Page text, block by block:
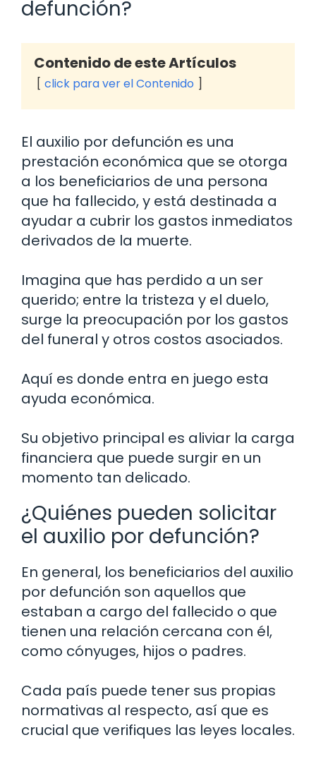
defunción?
Contenido de este Artículos
click para ver el Contenido
El auxilio por defunción es una
prestación económica que se otorga
a los beneficiarios de una persona
que ha fallecido, y está destinada a
ayudar a cubrir los gastos inmediatos
derivados de la muerte.
Imagina que has perdido a un ser
querido; entre la tristeza y el duelo,
surge la preocupación por los gastos
del funeral y otros costos asociados.
Aquí es donde entra en juego esta
ayuda económica.
Su objetivo principal es aliviar la carga
financiera que puede surgir en un
momento tan delicado.
¿Quiénes pueden solicitar
el auxilio por defunción?
En general, los beneficiarios del auxilio
por defunción son aquellos que
estaban a cargo del fallecido o que
tienen una relación cercana con él,
como cónyuges, hijos o padres.
Cada país puede tener sus propias
normativas al respecto, así que es
crucial que verifiques las leyes locales.